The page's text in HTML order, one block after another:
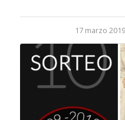
17 marzo 2019
/